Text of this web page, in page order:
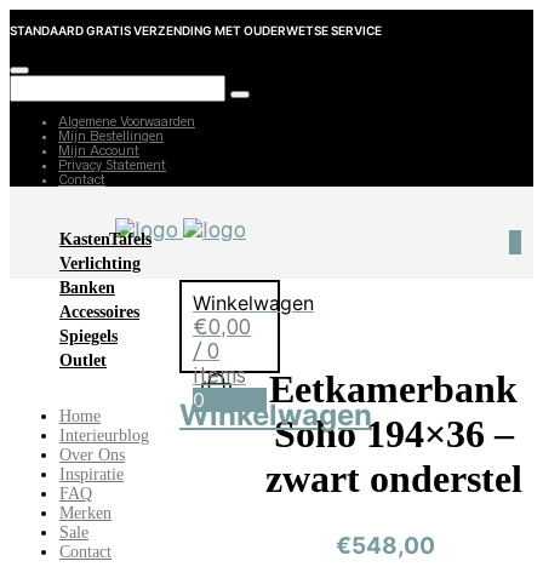
STANDAARD GRATIS VERZENDING MET OUDERWETSE SERVICE
Algemene Voorwaarden
Mijn Bestellingen
Mijn Account
Privacy Statement
Contact
KastenTafels
Verlichting
Banken
Accessoires
Spiegels
Outlet
Home
Interieurblog
Over Ons
Inspiratie
FAQ
Merken
Sale
Contact
Winkelwagen
€0,00
/ 0
items
0
Winkelwagen
Eetkamerbank
Soho 194×36 –
zwart onderstel
€548,00